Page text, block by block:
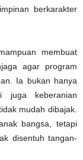
berkarakter
membuat
agar program
Ia bukan hanya
juga keberanian
mudah dibajak.
bangsa, tetapi
disentuh tangan-